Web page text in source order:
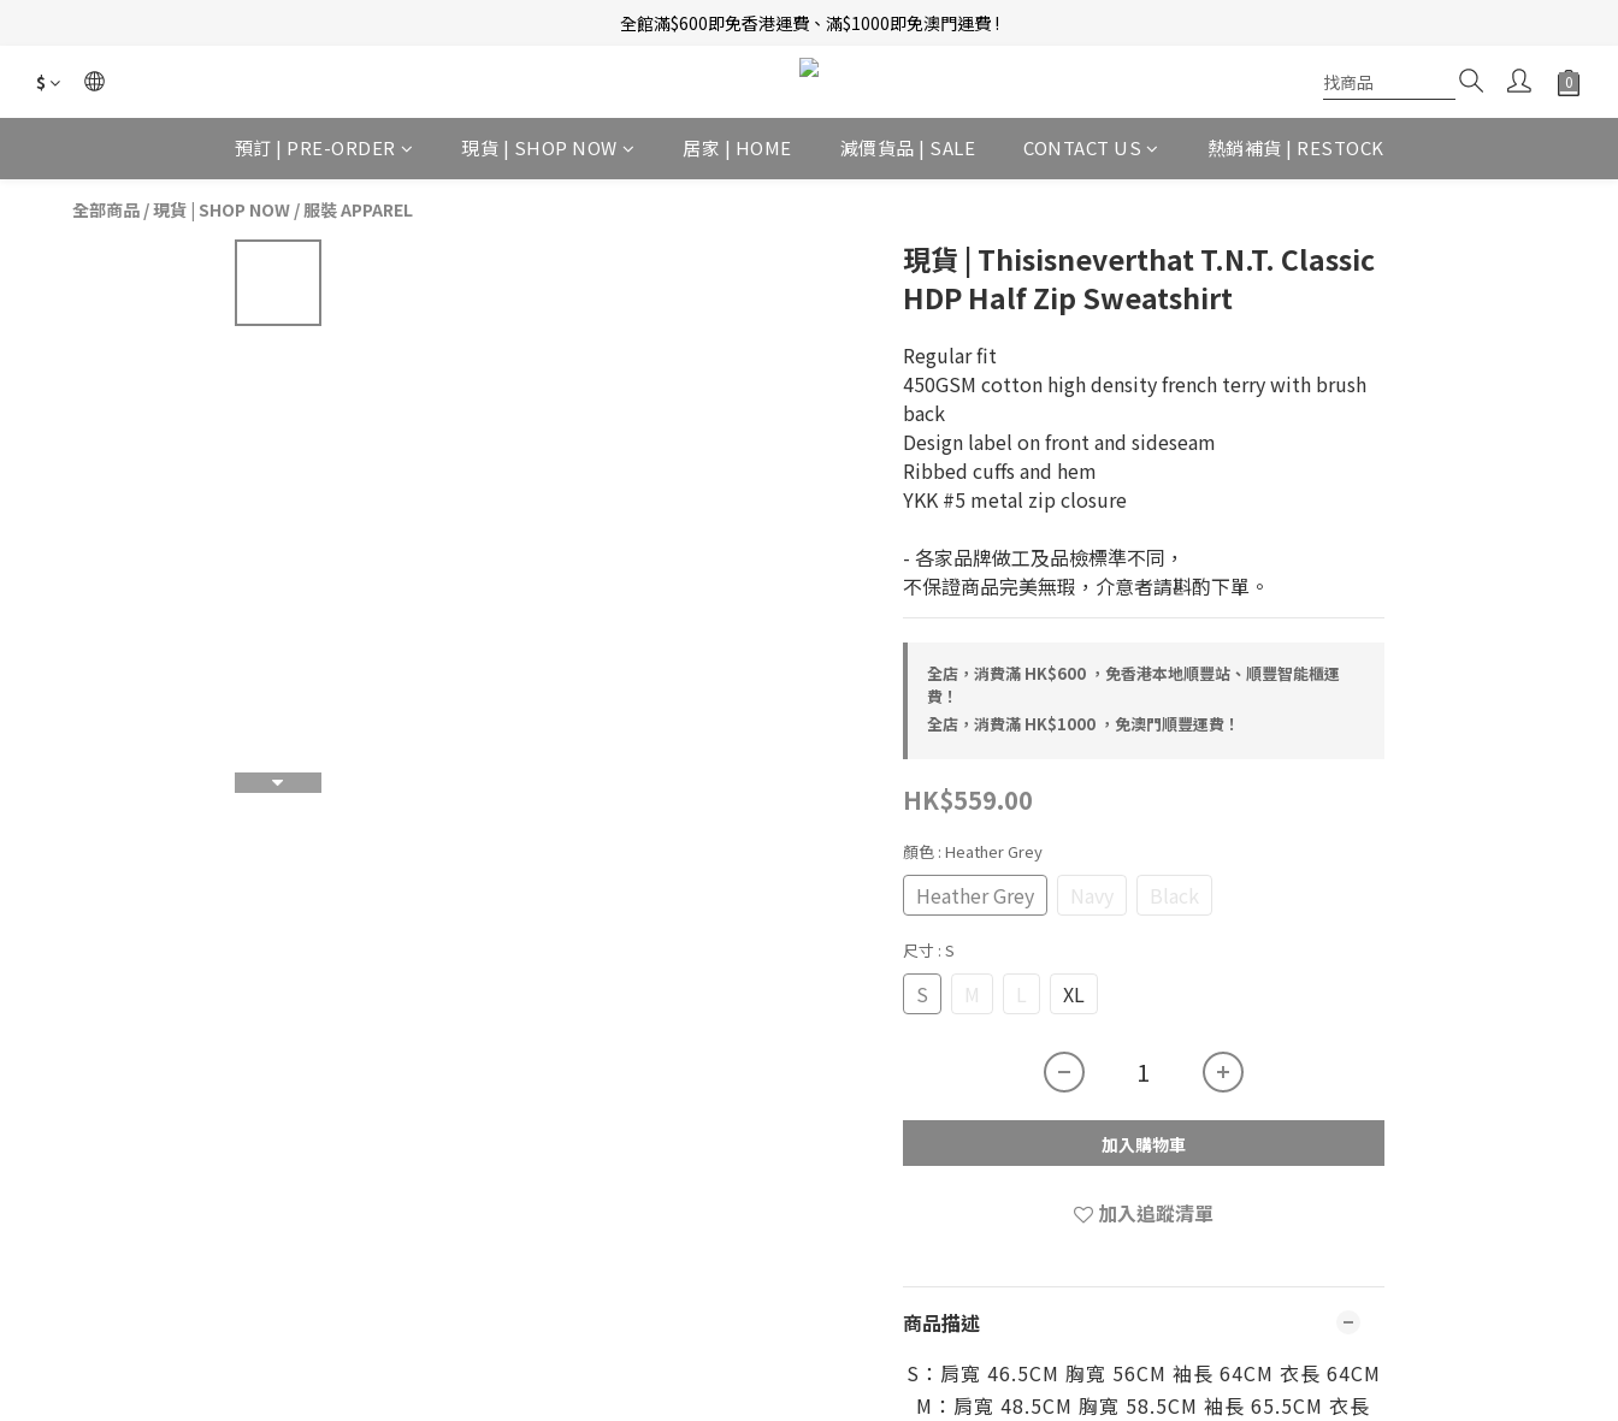
新會員招募中 | 即送 $12 購物金當錢使！
訂單完成後14天內圖文評價，即贈$10無限期購物金當錢使！
$
預訂 | PRE-ORDER 現貨 | SHOP NOW 居家 | HOME 減價貨品 | SALE CONTACT US 熱銷補貨 | RESTOCK
全部商品 /現貨 | SHOP NOW /服裝 APPAREL
現貨 | Thisisneverthat T.N.T. Classic
HDP Half Zip Sweatshirt
Regular fit
450GSM cotton high density french terry with brush
back
Design label on front and sideseam
Ribbed cuffs and hem
YKK #5 metal zip closure
- 各家品牌做工及品檢標準不同，
不保證商品完美無瑕，介意者請斟酌下單。
全店，消費滿 HK$600 ，免香港本地順豐站、順豐智能櫃運
費！
全店，消費滿 HK$1000 ，免澳門順豐運費！
HK$559.00
顏色 : Heather Grey
Heather Grey Navy Black
尺寸 : S
S M L XL
加入購物車
加入追蹤清單
商品描述
S：肩寬 46.5CM 胸寬 56CM 袖長 64CM 衣長 64CM
M：肩寬 48.5CM 胸寬 58.5CM 袖長 65.5CM 衣長